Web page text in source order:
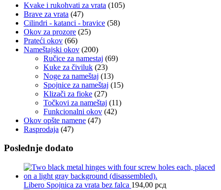
Kvake i rukohvati za vrata (105)
Brave za vrata (47)
Cilindri - katanci - bravice (58)
Okov za prozore (25)
Prateći okov (66)
Nameštajski okov (200)
Ručice za namestaj (69)
Kuke za čiviluk (23)
Noge za nameštaj (13)
Spojnice za nameštaj (15)
Klizači za fioke (27)
Točkovi za nameštaj (11)
Funkcionalni okov (42)
Okov opšte namene (47)
Rasprodaja (47)
Poslednje dodato
Libero Spojnica za vrata bez falca 194,00 рсд